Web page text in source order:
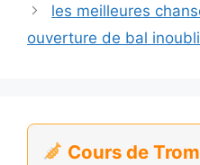
les meilleures
ouverture de bal
Cours de